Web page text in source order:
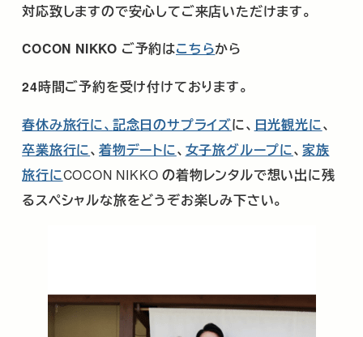
対応致しますので安心してご来店いただけます。
COCON NIKKO ご予約はこちらから
24時間ご予約を受け付けております。
春休み旅行に、 記念日のサプライズに、 日光観光に、
卒業旅行に、 着物デートに、 女子旅グループに、 家族
旅行にCOCON NIKKOの着物レンタルで想い出に残
るスペシャルな旅をどうぞお楽しみ下さい。